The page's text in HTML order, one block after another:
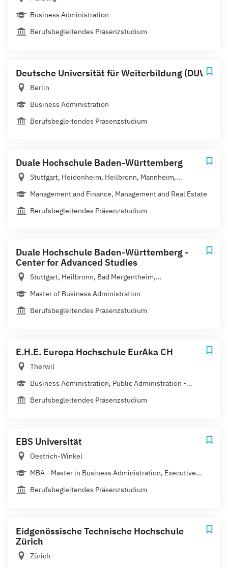
Business Administration
Berufsbegleitendes Präsenzstudium
Deutsche Universität für Weiterbildung (DUW)
Berlin
Business Administration
Berufsbegleitendes Präsenzstudium
Duale Hochschule Baden-Württemberg
Stuttgart, Heidenheim, Heilbronn, Mannheim,...
Management and Finance, Management and Real Estate
Berufsbegleitendes Präsenzstudium
Duale Hochschule Baden-Württemberg -
Center for Advanced Studies
Stuttgart, Heilbronn, Bad Mergentheim,...
Master of Business Administration
Berufsbegleitendes Präsenzstudium
E.H.E. Europa Hochschule EurAka CH
Therwil
Business Administration, Public Administration -...
Berufsbegleitendes Präsenzstudium
EBS Universität
Oestrich-Winkel
MBA - Master in Business Administration, Executive...
Berufsbegleitendes Präsenzstudium
Eidgenössische Technische Hochschule
Zürich
Zürich